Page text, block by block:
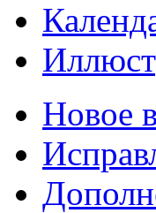
Новое